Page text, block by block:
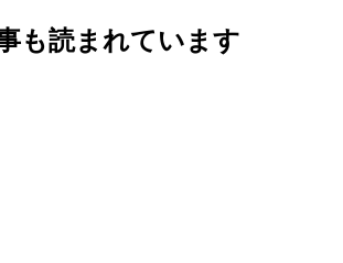
も読まれています